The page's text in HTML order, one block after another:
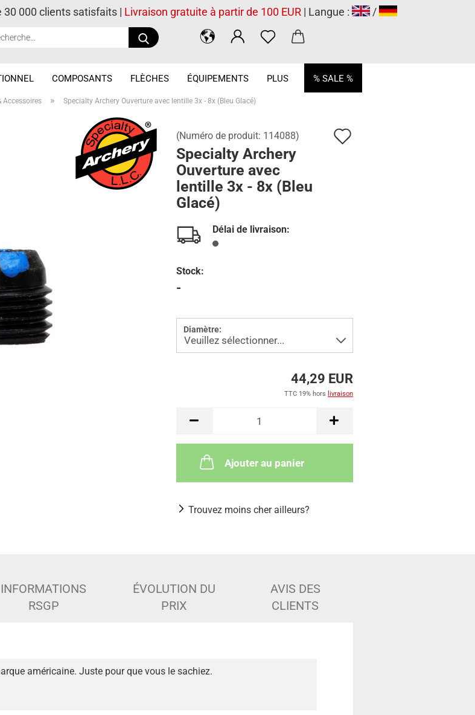
Recherche...
30 000 clients satisfaits | Livraison gratuite à partir de 100 EUR | Langue : /
COMPOSANTS FLÈCHES ÉQUIPEMENTS % SALE %
PLUS
Accessoires » Specialty Archery Ouverture avec lentille 3x - 8x (Bleu Glacé)
(Numéro de produit: 114088)
Specialty Archery
Ouverture avec
lentille 3x - 8x (Bleu
Glacé)
Délai de livraison:
Stock:
-
Diamètre:
44,29 EUR
TTC 19% hors livraison
Ajouter au panier
Trouvez moins cher ailleurs?
INFORMATIONS
RSGP
ÉVOLUTION DU
PRIX
AVIS DES
CLIENTS
américaine. Juste pour que vous le sachiez.